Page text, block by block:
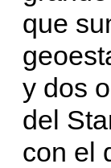
que
y dos
del
con el